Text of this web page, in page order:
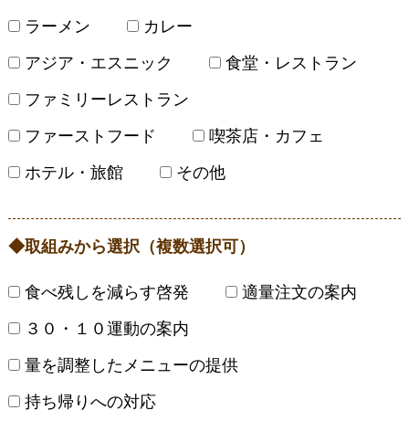
ラーメン
カレー
アジア・エスニック
食堂・レストラン
ファミリーレストラン
ファーストフード
喫茶店・カフェ
ホテル・旅館
その他
取組みから選択（複数選択可）
食べ残しを減らす啓発
適量注文の案内
３０・１０運動の案内
量を調整したメニューの提供
持ち帰りへの対応